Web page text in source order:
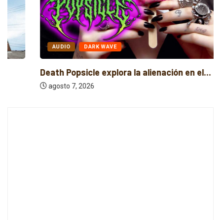
AUDIO DARK WAVE
Death Popsicle explora la alienación en el...
agosto 7, 2026